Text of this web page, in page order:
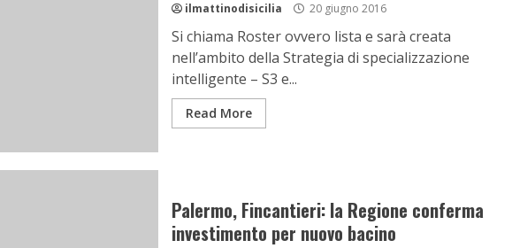
ilmattinodisicilia 20 giugno 2016
Si chiama Roster ovvero lista e sarà creata
nell’ambito della Strategia di specializzazione
intelligente – S3 e...
Read More
Palermo, Fincantieri: la Regione conferma
investimento per nuovo bacino